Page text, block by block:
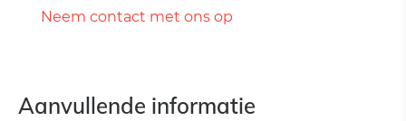
Neem contact met ons op
Aanvullende informatie